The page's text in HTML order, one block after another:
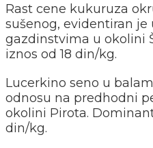
Rast cene kukuruza
sušenog, evidentiran
gazdinstvima u okolini
iznos od 18 din/kg.
Lucerkino seno u
odnosu na predhodni
okolini Pirota.
din/kg.